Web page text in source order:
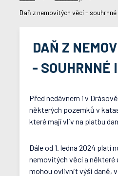
Daň z nemovitých věcí -
DAŇ Z
- SOUHRNNÉ
Před nedávnem i v
některých pozemků v
které mají vliv na platbu
Dále od 1. ledna 2024 platí
nemovitých věcí a některé
mohou ovlivnit výši daně,